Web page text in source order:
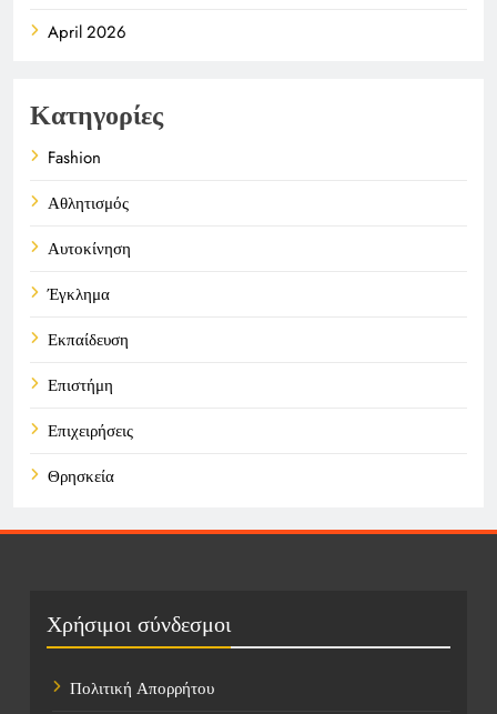
April 2026
Κατηγορίες
Fashion
Αθλητισμός
Αυτοκίνηση
Έγκλημα
Εκπαίδευση
Επιστήμη
Επιχειρήσεις
Θρησκεία
Πολιτική
Χρήσιμοι σύνδεσμοι
Πολιτική Απορρήτου